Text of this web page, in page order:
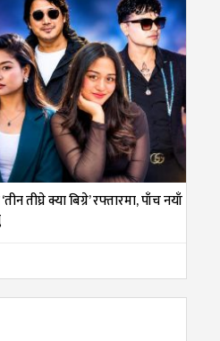
तीघ्रे क्या बिग्रे’ रफ्तारमा, पाँच नयाँ